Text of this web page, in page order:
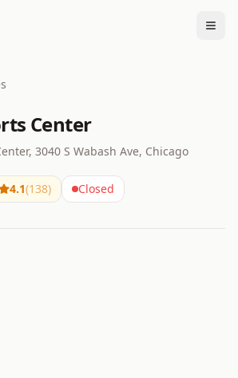
Center
3040 S Wabash Ave, Chicago
4.1(138) Closed